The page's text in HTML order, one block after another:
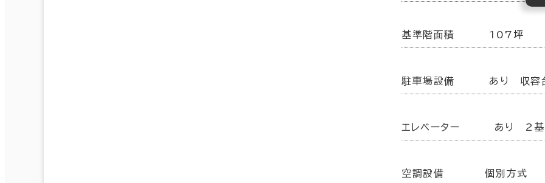
基準階面積 107坪
駐車場設備 あり 収容
エレベーター あり 2基
空調設備 個別方式